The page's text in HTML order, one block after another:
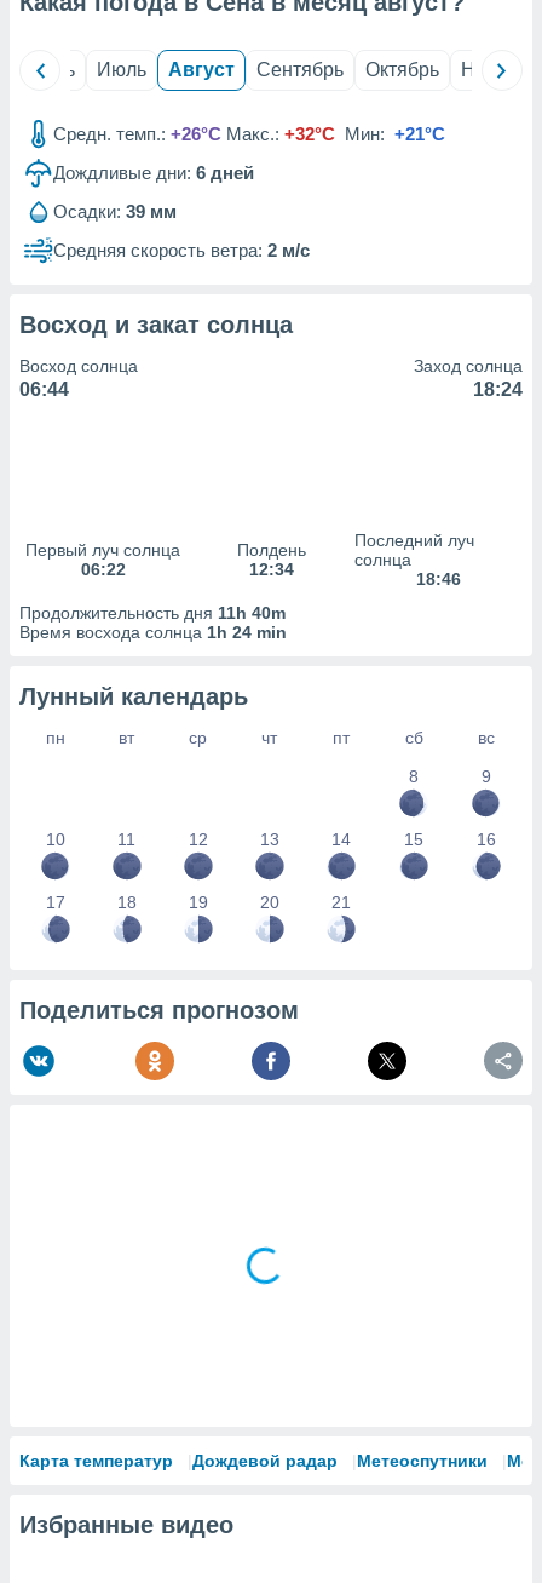
данных
Июнь Июль Август Сентябрь Октябрь Ноябрь
Средн. темп.: +26°C Макс.: +32°C Мин: +21°C
Дождливые дни: 6 дней
Осадки: 39 мм
Средняя скорость ветра: 2 м/с
Восход и закат солнца
Восход солнца
06:44
Заход солнца
18:24
Первый луч солнца
06:22
Полдень
12:34
Последний луч
солнца
18:46
Продолжительность дня 11h 40m
Время восхода солнца 1h 24 min
Лунный календарь
пн вт ср чт пт сб
вс
8
9
10 11 12 13 14 15 16
17 18 19 20 21
Поделиться прогнозом
Карта температур Дождевой радар Метеоспутники
Избранные видео